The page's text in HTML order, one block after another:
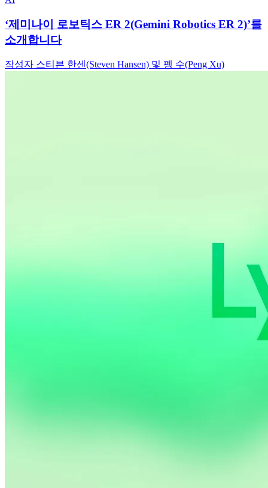
‘제미나이 로보틱스 ER 2(Gemini Robotics ER 2)’를
소개합니다
작성자 스티븐 한센(Steven Hansen) 및 펭 수(Peng Xu)